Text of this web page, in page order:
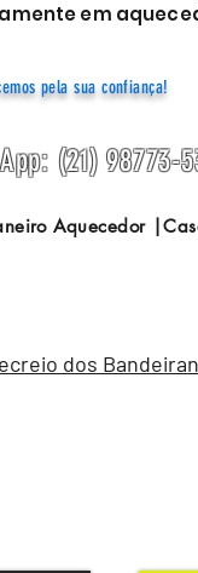
em
pela sua confiança!
(21) 98773-
Aquecedor
dos